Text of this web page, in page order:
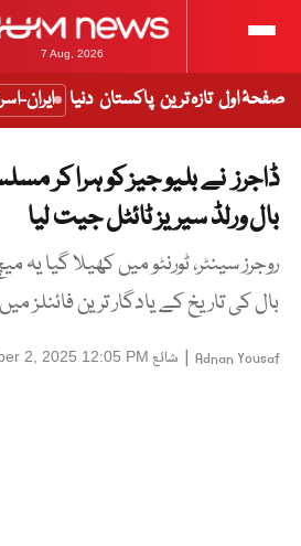
7 Aug, 2026
صفحۂ اول تازہ ترین پاکستان دنیا ایران-
ڈاجرز نے بلیو جیز کو ہرا کر
بال ورلڈ سیریز ٹائٹل جیت لیا
روجرز سینٹر، ٹورنٹو میں کھیلا گیا
بال کی تاریخ کے یادگار ترین فائنلز
Adnan Yousaf
| شائع 2, 2025 12:05 PM